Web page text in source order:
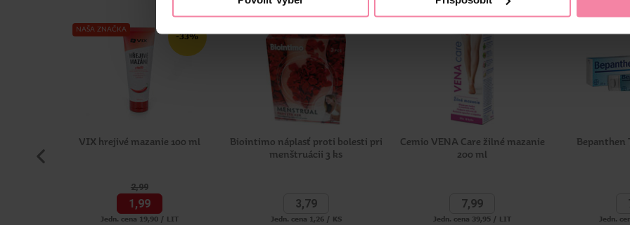
NAŠA ZNAČKA
-33%
VIX hrejivé mazanie 100 ml
2,99
1,99
Jedn. cena 19,90 / LIT
Biointimo náplasť proti bolesti pri
menštruácii 3 ks
3,79
Jedn. cena 1,26 / KS
Cemio VENA Care žilné mazanie
200 ml
7,99
Jedn. cena 39,95 / LIT
Bepanthen
Jedn.